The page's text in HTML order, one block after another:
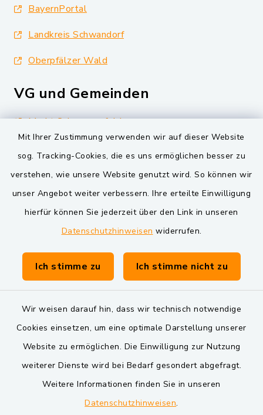
Mit Ihrer Zustimmung verwenden wir auf dieser Website
sog. Tracking-Cookies, die es uns ermöglichen besser zu
verstehen, wie unsere Website genutzt wird. So können wir
unser Angebot weiter verbessern. Ihre erteilte Einwilligung
hierfür können Sie jederzeit über den Link in unseren
Datenschutzhinweisen widerrufen.
Ich stimme zu Ich stimme nicht zu
Wir weisen darauf hin, dass wir technisch notwendige
Cookies einsetzen, um eine optimale Darstellung unserer
Website zu ermöglichen. Die Einwilligung zur Nutzung
weiterer Dienste wird bei Bedarf gesondert abgefragt.
Weitere Informationen finden Sie in unseren
Datenschutzhinweisen.
BayernPortal
Landkreis Schwandorf
Oberpfälzer Wald
VG und Gemeinden
Markt Schwarzenfeld
Verwaltungsgemeinschaft Schwarzenfeld
Kontakt
Datenschutz
Impressum
Sitemap